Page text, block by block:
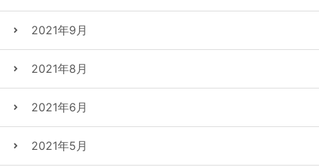
2021年9月
2021年8月
2021年6月
2021年5月